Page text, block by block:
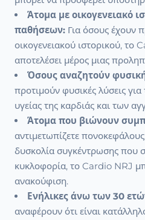
Άτομα με οικογενειακό
παθήσεων: Για όσους έχουν
οικογενειακού ιστορικού, το
αποτελέσει μέρος μιας
Όσους αναζητούν
προτιμούν φυσικές λύσεις
υγείας της καρδιάς και των
Άτομα που βιώνουν
αντιμετωπίζετε
δυσκολία συγκέντρωσης που
κυκλοφορία, το Cardio NRJ
ανακούφιση.
Ενήλικες άνω των 30
αναφέρουν ότι είναι